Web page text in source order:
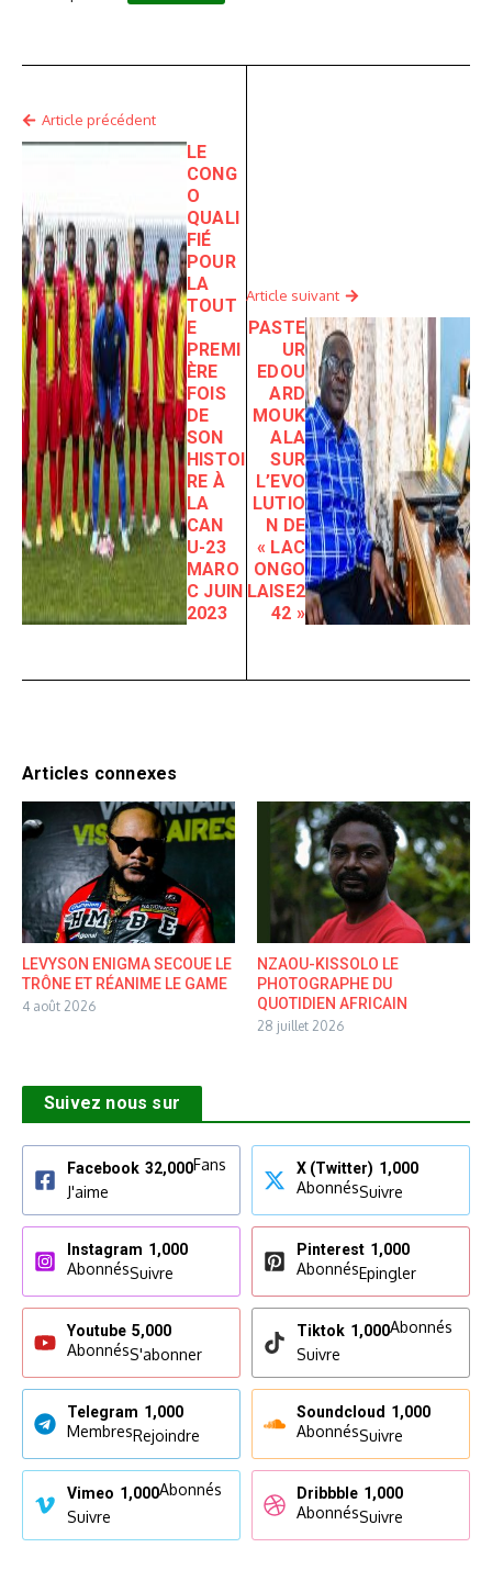
Article précédent
LE
CONG
O
QUALI
FIÉ
POUR
LA
TOUT
E
PREMI
ÈRE
FOIS
DE
SON
HISTOI
RE À
LA
CAN
U-23
MARO
C JUIN
2023
Article suivant
PASTE
UR
EDOU
ARD
MOUK
ALA
SUR
L’EVO
LUTIO
N DE
« LAC
ONGO
LAISE2
42 »
Articles connexes
LEVYSON ENIGMA SECOUE LE
TRÔNE ET RÉANIME LE GAME
4 août 2026
NZAOU-KISSOLO LE
PHOTOGRAPHE DU
QUOTIDIEN AFRICAIN
28 juillet 2026
Suivez nous sur
Facebook 32,000Fans
J'aime
X (Twitter) 1,000
AbonnésSuivre
Instagram 1,000
AbonnésSuivre
Pinterest 1,000
AbonnésEpingler
Youtube 5,000
AbonnésS'abonner
Tiktok 1,000Abonnés
Suivre
Telegram 1,000
MembresRejoindre
Soundcloud 1,000
AbonnésSuivre
Vimeo 1,000Abonnés
Suivre
Dribbble 1,000
AbonnésSuivre